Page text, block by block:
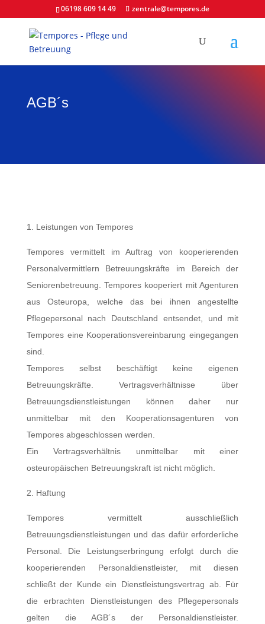
06198 609 14 49 zentrale@tempores.de
AGB´s
1. Leistungen von Tempores
Tempores vermittelt im Auftrag von kooperierenden
Personalvermittlern Betreuungskräfte im Bereich der
Seniorenbetreuung. Tempores kooperiert mit Agenturen
aus Osteuropa, welche das bei ihnen angestellte
Pflegepersonal nach Deutschland entsendet, und mit
Tempores eine Kooperationsvereinbarung eingegangen
sind.
Tempores selbst beschäftigt keine eigenen
Betreuungskräfte. Vertragsverhältnisse über
Betreuungsdienstleistungen können daher nur
unmittelbar mit den Kooperationsagenturen von
Tempores abgeschlossen werden.
Ein Vertragsverhältnis unmittelbar mit einer
osteuropäischen Betreuungskraft ist nicht möglich.
2. Haftung
Tempores vermittelt ausschließlich
Betreuungsdienstleistungen und das dafür erforderliche
Personal. Die Leistungserbringung erfolgt durch die
kooperierenden Personaldienstleister, mit diesen
schließt der Kunde ein Dienstleistungsvertrag ab. Für
die erbrachten Dienstleistungen des Pflegepersonals
gelten die AGB´s der Personaldienstleister.